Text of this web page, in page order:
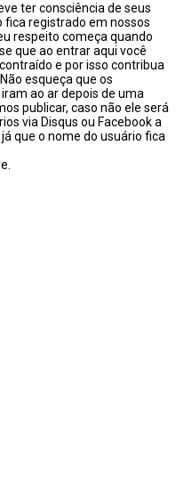
ter consciência de seus
fica registrado em nossos
respeito começa quando
que ao entrar aqui você
e por isso contribua
esqueça que os
ao ar depois de uma
publicar, caso não ele será
via Disqus ou Facebook a
que o nome do usuário fica